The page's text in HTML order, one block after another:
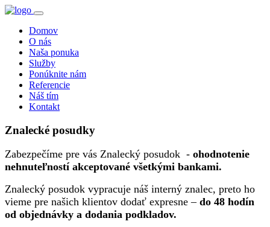
Domov
O nás
Naša ponuka
Služby
Ponúknite nám
Referencie
Náš tím
Kontakt
Znalecké posudky
Zabezpečíme pre vás Znalecký posudok - ohodnotenie
nehnuteľností akceptované všetkými bankami.
Znalecký posudok vypracuje náš interný znalec, preto ho
vieme pre našich klientov dodať expresne – do 48 hodín
od objednávky a dodania podkladov.